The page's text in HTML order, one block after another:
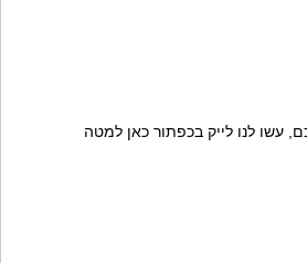
עשו לנו לייק בכפתור כאן למטה